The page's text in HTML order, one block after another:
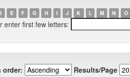
E F G H I J K L M N O
enter first few letters:
order: Results/Page